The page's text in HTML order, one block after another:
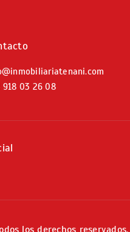
918 03 26 08